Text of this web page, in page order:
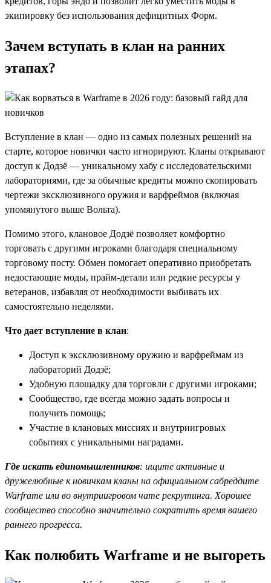
экипировку без использования дефицитных Форм.
Зачем вступать в клан на ранних
этапах?
Вступление в клан — одно из самых полезных решений на
старте, которое новички часто игнорируют. Кланы открывают
доступ к Додзё — уникальному хабу с исследовательскими
лабораториями, где за обычные кредиты можно скопировать
чертежи эксклюзивного оружия и варфреймов (включая
упомянутого выше Вольта).
Помимо этого, клановое Додзё позволяет комфортно
торговать с другими игроками благодаря специальному
торговому посту. Обмен помогает оперативно приобретать
недостающие моды, прайм-детали или редкие ресурсы у
ветеранов, избавляя от необходимости выбивать их
самостоятельно неделями.
Что дает вступление в клан:
Доступ к эксклюзивному оружию и варфреймам из
лабораторий Додзё;
Удобную площадку для торговли с другими игроками;
Сообщество, где всегда можно задать вопросы и
получить помощь;
Участие в клановых миссиях и внутриигровых
событиях с уникальными наградами.
Где искать единомышленников: ищите активные и
дружелюбные к новичкам кланы на официальном сабреддите
Warframe или во внутриигровом чате рекрутинга. Хорошее
сообщество способно значительно сократить время вашего
раннего прогресса.
Как полюбить Warframe и не выгореть